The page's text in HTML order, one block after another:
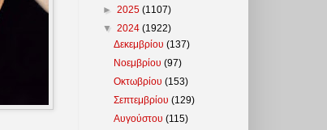
► 2025 (1107)
▼ 2024 (1922)
Δεκεμβρίου(137)
Νοεμβρίου(97)
Οκτωβρίου(153)
Σεπτεμβρίου(129)
Αυγούστου(115)